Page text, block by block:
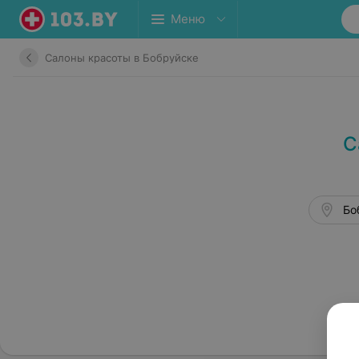
Меню
Салоны красоты в Бобруйске